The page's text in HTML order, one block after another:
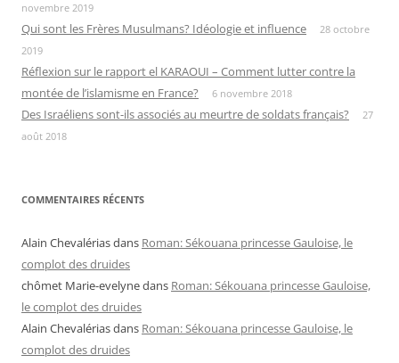
novembre 2019
Qui sont les Frères Musulmans? Idéologie et influence
28 octobre
2019
Réflexion sur le rapport el KARAOUI – Comment lutter contre la
montée de l’islamisme en France?
6 novembre 2018
Des Israéliens sont-ils associés au meurtre de soldats français?
27
août 2018
COMMENTAIRES RÉCENTS
Alain Chevalériasdans Roman: Sékouana princesse Gauloise, le
complot des druides
chômet Marie-evelynedans Roman: Sékouana princesse Gauloise,
le complot des druides
Alain Chevalériasdans Roman: Sékouana princesse Gauloise, le
complot des druides